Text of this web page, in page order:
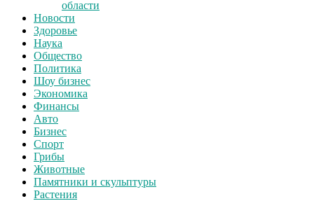
области
Новости
Здоровье
Наука
Общество
Политика
Шоу бизнес
Экономика
Финансы
Авто
Бизнес
Спорт
Грибы
Животные
Памятники и скульптуры
Растения